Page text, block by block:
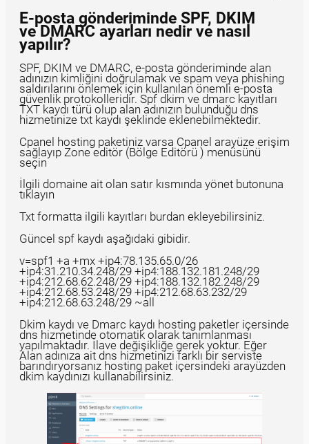
E-posta gönderiminde SPF, DKIM
ve DMARC ayarları nedir ve nasıl
yapılır?
SPF, DKIM ve DMARC, e-posta gönderiminde alan
adınızın kimliğini doğrulamak ve spam veya phishing
saldırılarını önlemek için kullanılan önemli e-posta
güvenlik protokolleridir. Spf dkim ve dmarc kayıtları
TXT kaydı türü olup alan adınızın bulunduğu dns
hizmetinize txt kaydı şeklinde eklenebilmektedir.
Cpanel hosting paketiniz varsa Cpanel arayüze erişim
sağlayıp Zone editör (Bölge Editörü ) menüsünü
seçin
İlgili domaine ait olan satır kısmında yönet butonuna
tıklayın
Txt formatta ilgili kayıtları burdan ekleyebilirsiniz.
Güncel spf kaydı aşağıdaki gibidir.
v=spf1 +a +mx +ip4:78.135.65.0/26
+ip4:31.210.34.248/29 +ip4:188.132.181.248/29
+ip4:212.68.62.248/29 +ip4:188.132.182.248/29
+ip4:212.68.53.248/29 +ip4:212.68.63.232/29
+ip4:212.68.63.248/29 ~all
Dkim kaydı ve Dmarc kaydı hosting paketler içersinde
dns hizmetinde otomatik olarak tanımlanması
yapılmaktadır. İlave değişikliğe gerek yoktur. Eğer
Alan adınıza ait dns hizmetinizi farklı bir serviste
barındıryorsanız hosting paket içersindeki arayüzden
dkim kaydınızı kullanabilirsiniz.